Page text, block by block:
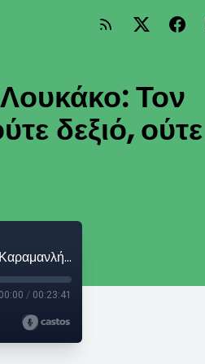
Τον
δεξιό, ούτε
O Παντελής Καψής συζητά με τον Πάνο Λουκάκο: Τον Καραμανλή δεν μπορούσες να τον πεις ούτε δεξιό, ούτε αριστερό
00:00 / 00:23:41